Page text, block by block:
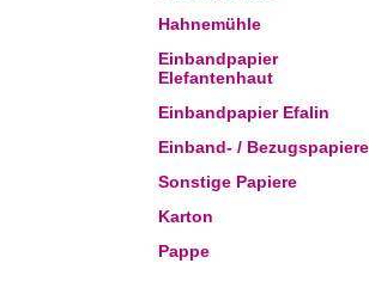
Hahnemühle
Einbandpapier
Elefantenhaut
Einbandpapier Efalin
Einband- / Bezugspapiere
Sonstige Papiere
Karton
Pappe